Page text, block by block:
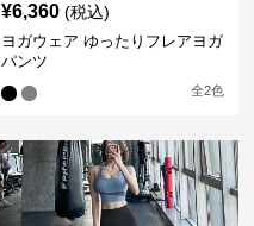
¥6,360 (税込)
ヨガウェア ゆったりフレアヨガ
パンツ
全2色